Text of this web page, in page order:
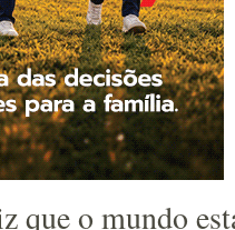
o mundo